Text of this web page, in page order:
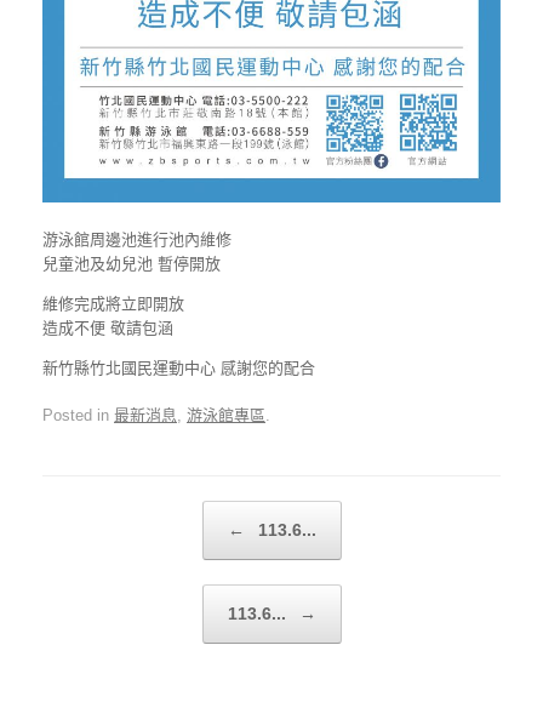
游泳館周邊池進行池內維修
兒童池及幼兒池 暫停開放
維修完成將立即開放
造成不便 敬請包涵
新竹縣竹北國民運動中心 感謝您的配合
Posted in 最新消息, 游泳館專區.
← 113.6...
113.6... →